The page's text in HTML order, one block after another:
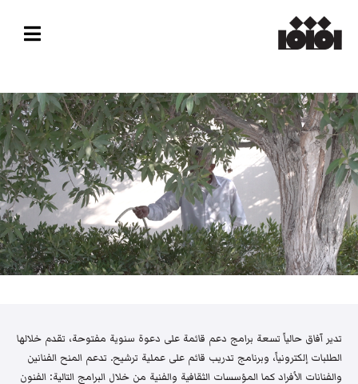
تدير آفاق حالياً تسعة برامج دعم قائمة على دعوة سنوية مفتوحة، تقدم خلالها
الطلبات إلكترونياً، وبرنامج تدريب قائم على عملية ترشيح. تدعم المنح الفنانين
والفنانات الأفراد كما المؤسسات الثقافية والفنية من خلال البرامج التالية: الفنون